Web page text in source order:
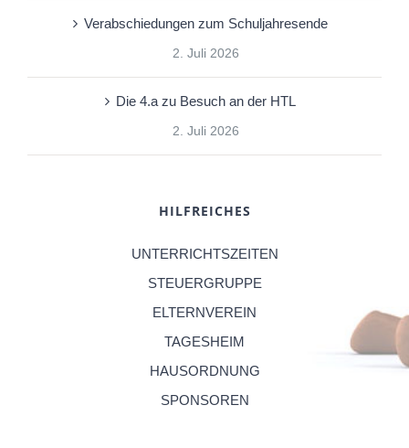
Verabschiedungen zum Schuljahresende
2. Juli 2026
Die 4.a zu Besuch an der HTL
2. Juli 2026
HILFREICHES
UNTERRICHTSZEITEN
STEUERGRUPPE
ELTERNVEREIN
TAGESHEIM
HAUSORDNUNG
SPONSOREN